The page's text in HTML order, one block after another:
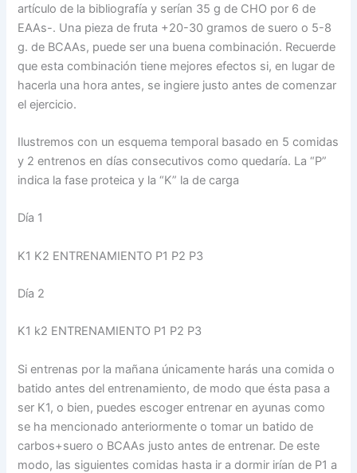
artículo de la bibliografía y serían 35 g de CHO por 6 de
EAAs-. Una pieza de fruta +20-30 gramos de suero o 5-8
g. de BCAAs, puede ser una buena combinación. Recuerde
que esta combinación tiene mejores efectos si, en lugar de
hacerla una hora antes, se ingiere justo antes de comenzar
el ejercicio.
Ilustremos con un esquema temporal basado en 5 comidas
y 2 entrenos en días consecutivos como quedaría. La “P”
indica la fase proteica y la “K” la de carga
Día 1
K1 K2 ENTRENAMIENTO P1 P2 P3
Día 2
K1 k2 ENTRENAMIENTO P1 P2 P3
Si entrenas por la mañana únicamente harás una comida o
batido antes del entrenamiento, de modo que ésta pasa a
ser K1, o bien, puedes escoger entrenar en ayunas como
se ha mencionado anteriormente o tomar un batido de
carbos+suero o BCAAs justo antes de entrenar. De este
modo, las siguientes comidas hasta ir a dormir irían de P1 a